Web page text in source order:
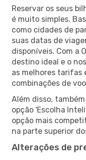
Reservar os seus
é muito simples.
como cidades de
suas datas de
disponíveis. Com a
destino ideal e o
as melhores tarifas
combinações de
Além disso,
opção 'Escolha
opção mais
na parte superior
Alterações de